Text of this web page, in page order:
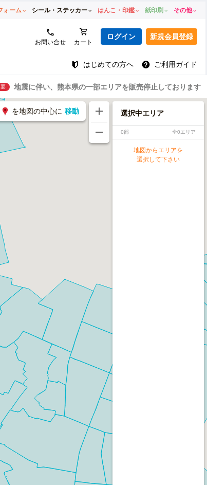
ォーム シール・ステッカー はんこ・印鑑 紙印刷 その他
お問い合せ カート
ログイン 新規会員登録
はじめての方へ ご利用ガイド
地震に伴い、熊本県の一部エリアを販売停止しております
を地図の中心に 移動 選択中エリア
0部 全0エリア
地図からエリアを
選択して下さい